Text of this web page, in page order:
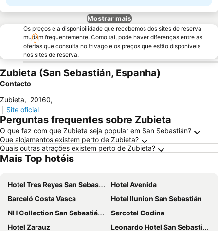
Mostrar mais
Os preços e a disponibilidade que recebemos dos sites de reserva
mudam frequentemente. Como tal, pode haver diferenças entre as
ofertas que consulta no trivago e os preços que estão disponíveis
nos sites de reserva.
Zubieta (San Sebastián, Espanha)
Contacto
Zubieta, 20160,
Site oficial
Perguntas frequentes sobre Zubieta
O que faz com que Zubieta seja popular em San Sebastián?
Que alojamentos existem perto de Zubieta?
Quais outras atrações existem perto de Zubieta?
Mais Top hotéis
Hotel Tres Reyes San Sebastián
Hotel Avenida
Barceló Costa Vasca
Hotel Ilunion San Sebastián
NH Collection San Sebastián Aránzazu
Sercotel Codina
Hotel Zarauz
Leonardo Hotel San Sebastián